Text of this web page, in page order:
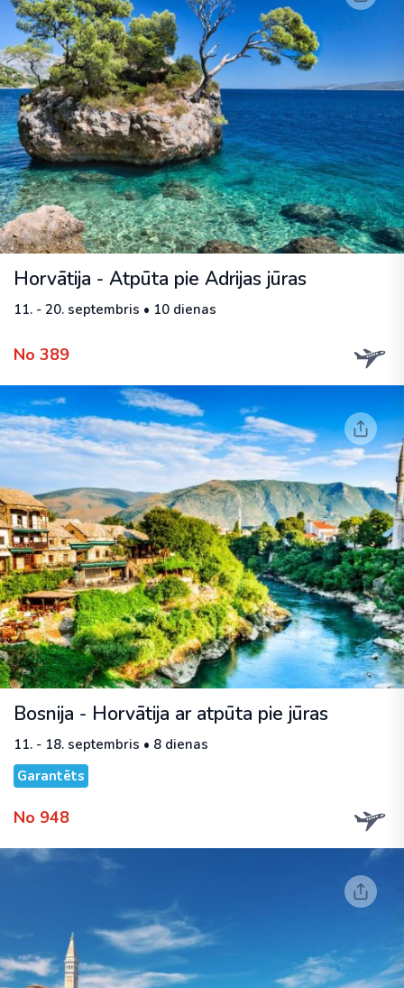
Horvātija - Atpūta pie Adrijas jūras
11. - 20. septembris • 10 dienas
No 389
Bosnija - Horvātija ar atpūta pie jūras
11. - 18. septembris • 8 dienas
Garantēts
No 948